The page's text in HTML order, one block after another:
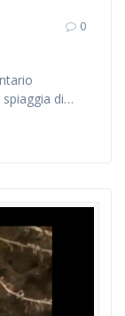
0
spiaggia di…